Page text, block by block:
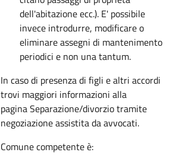
dell'abitazione ecc.). E' possibile
invece introdurre, modificare o
eliminare assegni di mantenimento
periodici e non una tantum.
In caso di presenza di figli e altri accordi
trovi maggiori informazioni alla
pagina Separazione/divorzio tramite
negoziazione assistita da avvocati.
Comune competente è: